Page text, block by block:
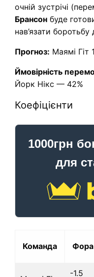
очній зустрічі
Брансон буде
нав’язати
Прогноз: Маямі Гіт
Ймовірність
Йорк Нікс — 42%
Коефіцієнти
1000грн
для
Команда Фора
-1.5